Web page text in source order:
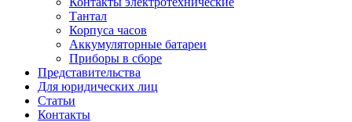
Тантал
Корпуса часов
Аккумуляторные батареи
Приборы в сборе
Представительства
Для юридических лиц
Статьи
Контакты